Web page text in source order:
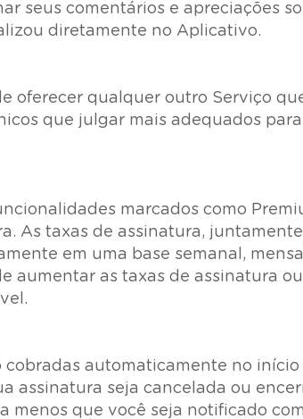
seus comentários e apreciações
diretamente no Aplicativo.
oferecer qualquer outro Serviço
que julgar mais adequados
marcados como
As taxas de assinatura,
em uma base semanal,
aumentar as taxas de assinatura
cobradas automaticamente no
assinatura seja cancelada ou
menos que você seja notificado